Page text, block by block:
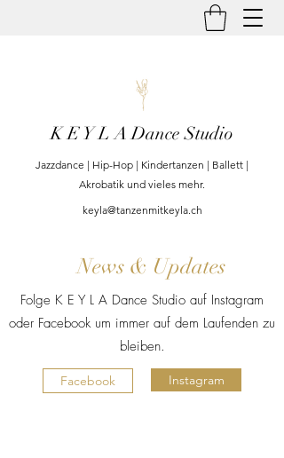
K E Y L A Dance Studio
Jazzdance | Hip-Hop | Kindertanzen | Ballett |
Akrobatik und vieles mehr.
keyla@tanzenmitkeyla.ch
News & Updates
Folge K E Y L A Dance Studio auf Instagram
oder Facebook um immer auf dem Laufenden zu
bleiben.
Facebook Instagram